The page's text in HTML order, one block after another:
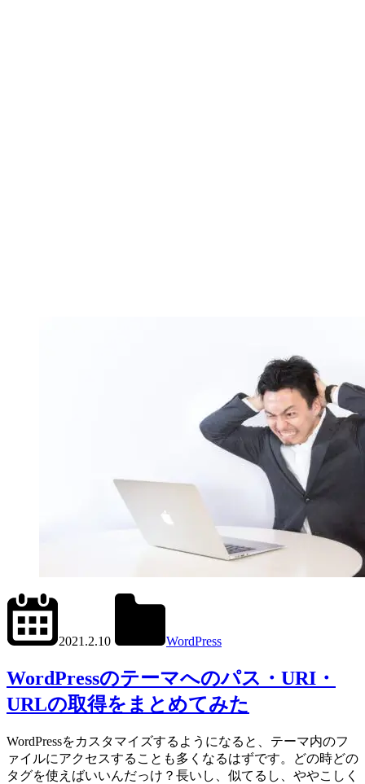
2021.2.10
WordPress
WordPressのテーマへのパス・URI・
URLの取得をまとめてみた
WordPressをカスタマイズするようになると、テーマ内のフ
ァイルにアクセスすることも多くなるはずです。どの時どの
タグを使えばいいんだっけ？長いし、似てるし、ややこしく